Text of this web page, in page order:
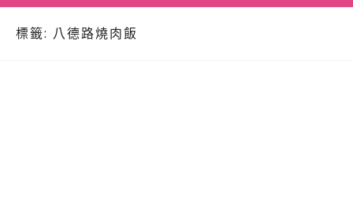
標籤: 八德路燒肉飯